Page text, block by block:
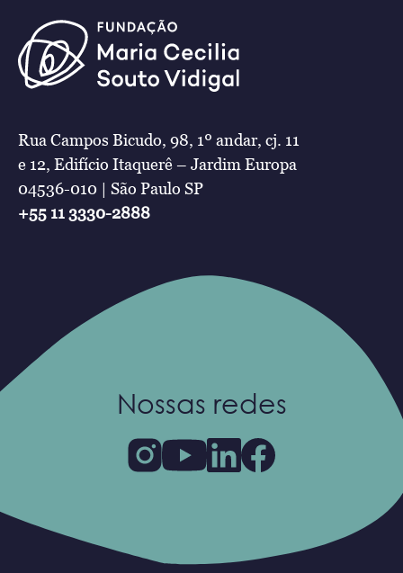
Rua Campos Bicudo, 98, 1º andar, cj. 11
e 12, Edifício Itaquerê – Jardim Europa
04536-010 | São Paulo SP
+55 11 3330-2888
Nossas redes